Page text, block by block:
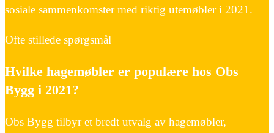
sosiale sammenkomster med riktig utemøbler i 2021.
Ofte stillede spørgsmål
Hvilke hagemøbler er populære hos Obs
Bygg i 2021?
Obs Bygg tilbyr et bredt utvalg av hagemøbler,